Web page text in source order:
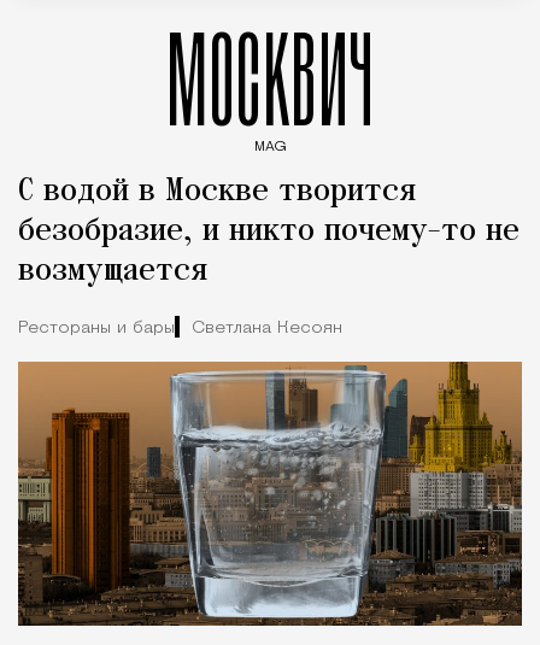
МОСКВИЧ
MAG
С водой в Москве творится
безобразие, и никто почему-то не
возмущается
Рестораны и бары Светлана Кесоян